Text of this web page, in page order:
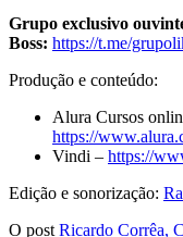
Grupo exclusivo
Boss: https://t.me/
Produção e conteúdo:
Alura Cursos
https://
Vindi – https://
Edição e sonorização:
O post Ricardo Corrêa,